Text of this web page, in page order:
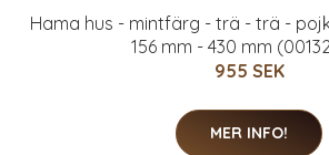
Hama hus - mintfärg - trä - trä -
156 mm - 430 mm
955 SEK
MER INFO!